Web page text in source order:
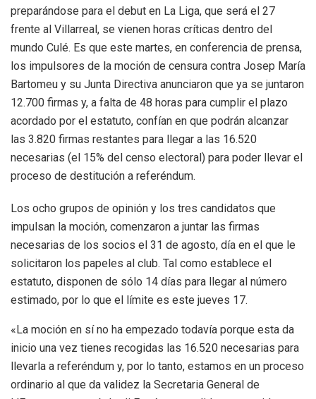
preparándose para el debut en La Liga, que será el 27
frente al Villarreal, se vienen horas críticas dentro del
mundo Culé. Es que este martes, en conferencia de prensa,
los impulsores de la moción de censura contra Josep María
Bartomeu y su Junta Directiva anunciaron que ya se juntaron
12.700 firmas y, a falta de 48 horas para cumplir el plazo
acordado por el estatuto, confían en que podrán alcanzar
las 3.820 firmas restantes para llegar a las 16.520
necesarias (el 15% del censo electoral) para poder llevar el
proceso de destitución a referéndum.
Los ocho grupos de opinión y los tres candidatos que
impulsan la moción, comenzaron a juntar las firmas
necesarias de los socios el 31 de agosto, día en el que le
solicitaron los papeles al club. Tal como establece el
estatuto, disponen de sólo 14 días para llegar al número
estimado, por lo que el límite es este jueves 17.
«La moción en sí no ha empezado todavía porque esta da
inicio una vez tienes recogidas las 16.520 necesarias para
llevarla a referéndum y, por lo tanto, estamos en un proceso
ordinario al que da validez la Secretaria General de